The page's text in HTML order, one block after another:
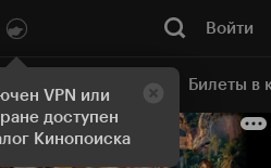
VPN или
доступен
Кинопоиска
Войти
Онлайн-кинотеатр Билеты в